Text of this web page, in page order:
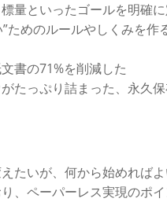
量といったゴールを明確に
ためのルールやしくみを作
書の71%を削減した
たっぷり詰まった、永久保
たいが、何から始めれば
、ペーパーレス実現のポ